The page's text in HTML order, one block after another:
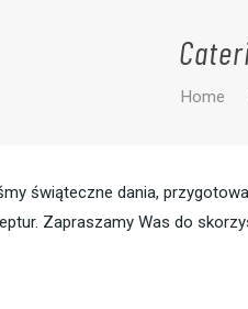
Home
świąteczne dania,
Zapraszamy Was do